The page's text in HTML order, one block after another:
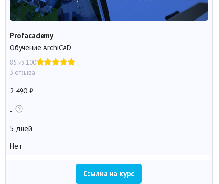
Profacademy
Обучение ArchiCAD
85 из 100
3 отзыва
2 490
-
5 дней
Нет
Ссылка на курс